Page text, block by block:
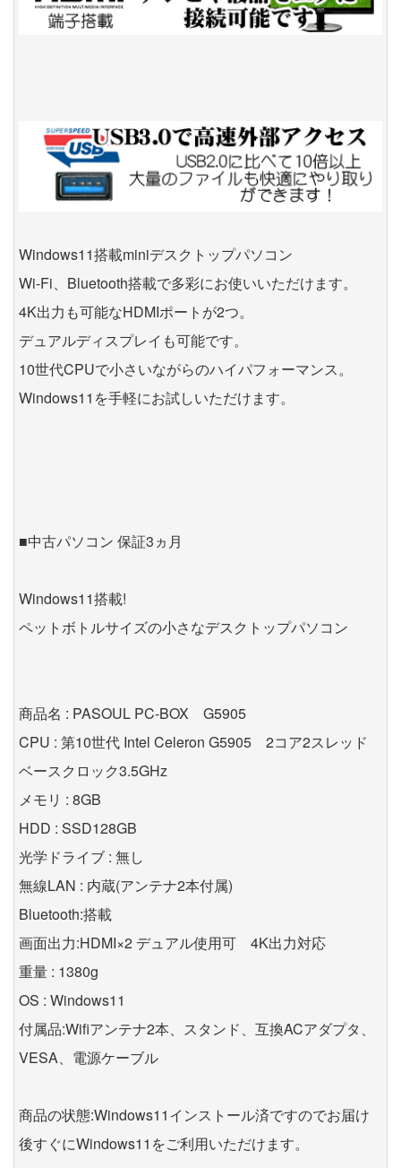
Windows11搭載miniデスクトップパソコン
Wi-Fi、Bluetooth搭載で多彩にお使いいただけます。
4K出力も可能なHDMIポートが2つ。
デュアルディスプレイも可能です。
10世代CPUで小さいながらのハイパフォーマンス。
Windows11を手軽にお試しいただけます。
■中古パソコン 保証3ヵ月
Windows11搭載!
ペットボトルサイズの小さなデスクトップパソコン
商品名 : PASOUL PC-BOX G5905
CPU : 第10世代 Intel Celeron G5905 2コア2スレッド
ベースクロック3.5GHz
メモリ : 8GB
HDD : SSD128GB
光学ドライブ : 無し
無線LAN : 内蔵(アンテナ2本付属)
Bluetooth:搭載
画面出力:HDMI×2 デュアル使用可 4K出力対応
重量 : 1380g
OS : Windows11
付属品:Wifiアンテナ2本、スタンド、互換ACアダプタ、
VESA、電源ケーブル
商品の状態:Windows11インストール済ですのでお届け
後すぐにWindows11をご利用いただけます。